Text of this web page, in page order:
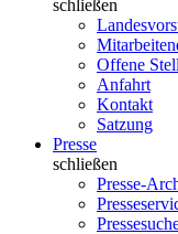
schließen
Offene
Anfahrt
Kontakt
Satzung
Presse
schließen
Presse-